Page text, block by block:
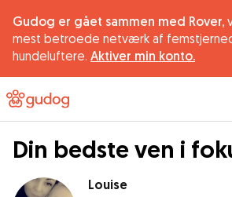
Gudog er gået sammen med Rover,
mest betroede netværk af
hundeluftere. Aktiver min konto.
Din bedste ven i
Louise